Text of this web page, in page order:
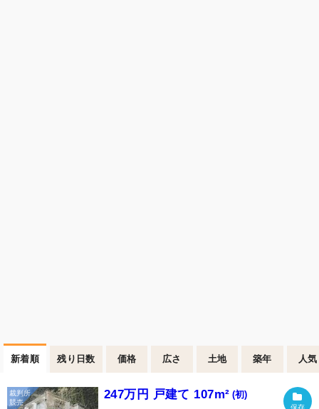
新着順 残り日数 価格 広さ 土地 築年 人気
247万円 戸建て 107m² (初)